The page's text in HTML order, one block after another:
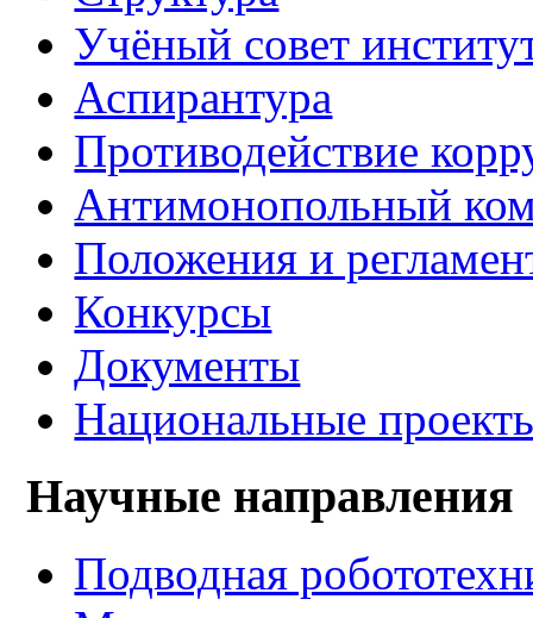
Учёный совет
Аспирантура
Противодействие
Антимонопольный
Положения и
Конкурсы
Документы
Национальные
Научные направления
Подводная